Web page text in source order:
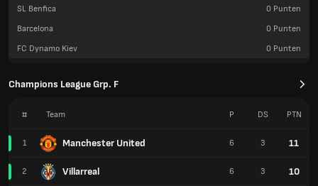
SL Benfica
0 Punten
Barcelona
0 Punten
FC Dynamo Kiev
0 Punten
Champions League Grp. F
# Team
1 Manchester United
2 Villarreal
P DS PTN
6 3 11
6 3 10